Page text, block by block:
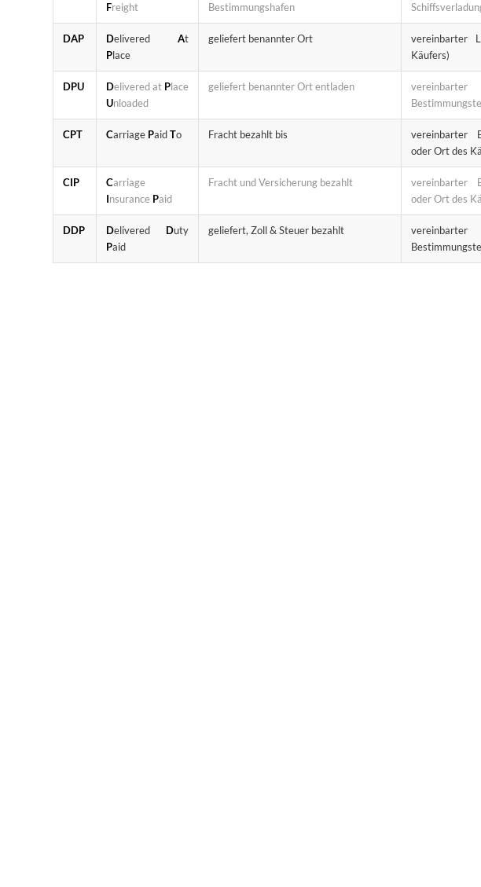
Freight
Bestimmungshafen
DAP Delivered At
Place
geliefert benannter Ort
vereinbarter
Käufers)
DPU Delivered at Place
Unloaded
geliefert benannter Ort entladen
CPT Carriage PaidTo Fracht bezahlt bis
vereinbarter
oder Ort des
CIP Carriage
Insurance Paid
Fracht und Versicherung bezahlt
vereinbarter
oder Ort des
DDP Delivered Duty
Paid
geliefert, Zoll & Steuer bezahlt